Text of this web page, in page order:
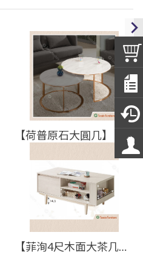
【荷普原石大圓几】【2025-B1396-2】【添興家具】
【菲洵4尺木面大茶几】【2026-J544-5】【添興家具】